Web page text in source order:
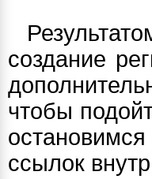
создание
чтобы
ссылок